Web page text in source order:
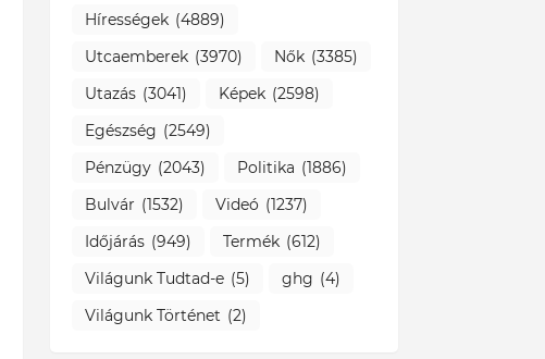
Hírességek (4889)
Utcaemberek (3970) Nők (3385)
Utazás (3041) Képek (2598)
Egészség (2549)
Pénzügy (2043) Politika (1886)
Bulvár (1532) Videó (1237)
Időjárás (949) Termék (612)
Világunk Tudtad-e (5) ghg (4)
Világunk Történet (2)